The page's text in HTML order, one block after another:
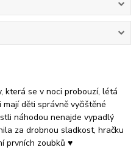
která se v noci probouzí, létá
děti správně vyčištěné
náhodou nenajde vypadlý
za drobnou sladkost, hračku
prvních zoubků ♥